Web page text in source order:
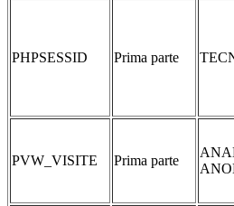
PHPSESSID Prima parte
PVW_VISITE Prima parte